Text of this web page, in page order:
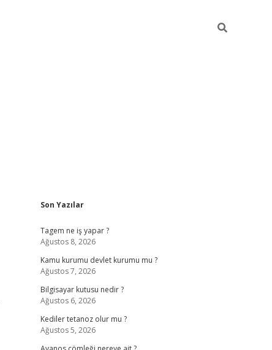
Sidebar
Son Yazılar
Tagem ne iş yapar ?
Ağustos 8, 2026
Kamu kurumu devlet kurumu mu ?
Ağustos 7, 2026
Bilgisayar kutusu nedir ?
Ağustos 6, 2026
Kediler tetanoz olur mu ?
Ağustos 5, 2026